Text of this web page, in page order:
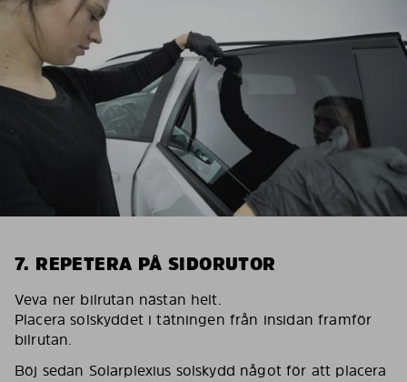
7. REPETERA PÅ SIDORUTOR
Veva ner bilrutan nästan helt.
Placera solskyddet i tätningen från insidan framför
bilrutan.
Böj sedan Solarplexius solskydd något för att placera